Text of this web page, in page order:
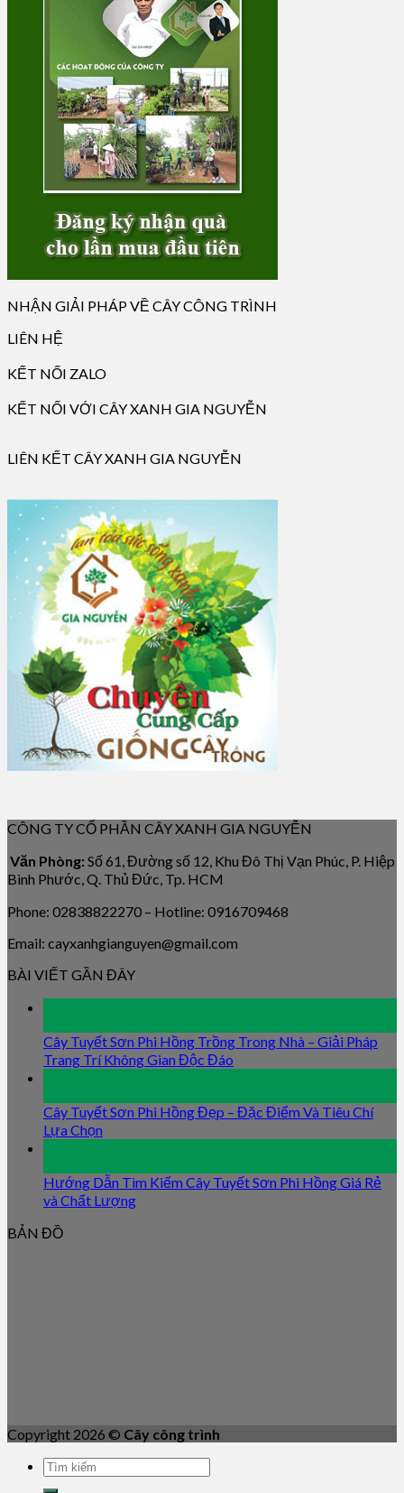
NHẬN GIẢI PHÁP VỀ CÂY CÔNG TRÌNH
LIÊN HỆ
KẾT NỐI ZALO
KẾT NỐI VỚI CÂY XANH GIA NGUYỄN
LIÊN KẾT CÂY XANH GIA NGUYỄN
CÔNG TY CỔ PHẦN CÂY XANH GIA NGUYỄN
Văn Phòng: Số 61, Đường số 12, Khu Đô Thị Vạn Phúc, P. Hiệp
Bình Phước, Q. Thủ Đức, Tp. HCM
Phone: 02838822270 – Hotline: 0916709468
Email: cayxanhgianguyen@gmail.com
BÀI VIẾT GẦN ĐÂY
Cây Tuyết Sơn Phi Hồng Trồng Trong Nhà – Giải Pháp
Trang Trí Không Gian Độc Đáo
Cây Tuyết Sơn Phi Hồng Đẹp – Đặc Điểm Và Tiêu Chí
Lựa Chọn
Hướng Dẫn Tìm Kiếm Cây Tuyết Sơn Phi Hồng Giá Rẻ
và Chất Lượng
BẢN ĐỒ
Copyright 2026 © Cây công trình